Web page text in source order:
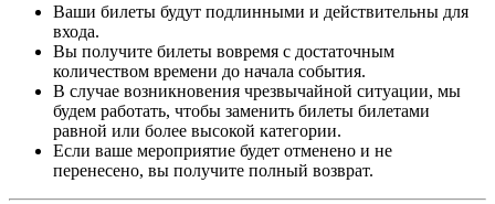
Ваши билеты будут подлинными и действительны для
входа.
Вы получите билеты вовремя с достаточным
количеством времени до начала события.
В случае возникновения чрезвычайной ситуации, мы
будем работать, чтобы заменить билеты билетами
равной или более высокой категории.
Если ваше мероприятие будет отменено и не
перенесено, вы получите полный возврат.